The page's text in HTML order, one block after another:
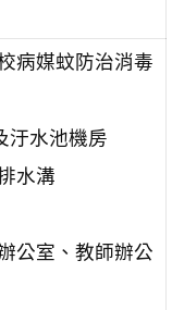
病媒蚊防治消毒
汙水池機房
水溝
公室、教師辦公